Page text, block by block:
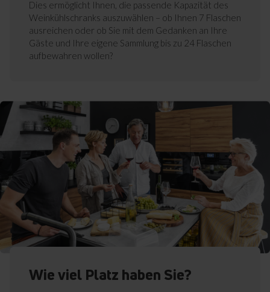
Dies ermöglicht Ihnen, die passende Kapazität des
Weinkühlschranks auszuwählen – ob Ihnen 7 Flaschen
ausreichen oder ob Sie mit dem Gedanken an Ihre
Gäste und Ihre eigene Sammlung bis zu 24 Flaschen
aufbewahren wollen?
Wie viel Platz haben Sie?